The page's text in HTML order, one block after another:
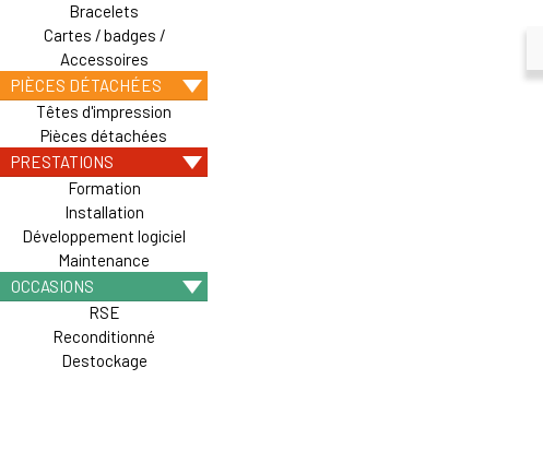
Bracelets
Cartes / badges /
Accessoires
PIÈCES DÉTACHÉES
Têtes d'impression
Pièces détachées
PRESTATIONS
Formation
Installation
Développement logiciel
Maintenance
OCCASIONS
RSE
Reconditionné
Destockage